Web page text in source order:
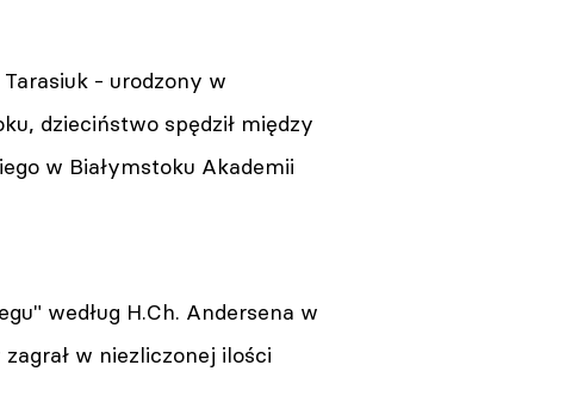
- urodzony w
dzieciństwo spędził między
w Białymstoku Akademii
według H.Ch. Andersena w
w niezliczonej ilości